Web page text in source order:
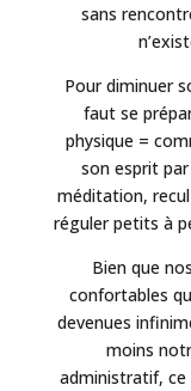
sans
Pour diminuer
faut se
physique =
son esprit
méditation,
réguler petits à
Bien que
confortables
devenues
moins
administratif, ce